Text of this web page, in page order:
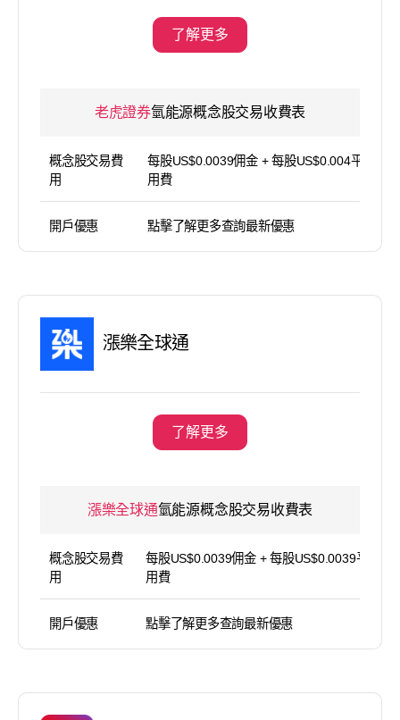
了解更多
老虎證券氫能源概念股交易收費表
概念股交易費
用
每股US$0.0039佣金 + 每股US$0.004平台使
用費
開戶優惠 點擊了解更多查詢最新優惠
漲樂全球通
了解更多
漲樂全球通氫能源概念股交易收費表
概念股交易費
用
每股US$0.0039佣金 + 每股US$0.0039平台使
用費
開戶優惠 點擊了解更多查詢最新優惠